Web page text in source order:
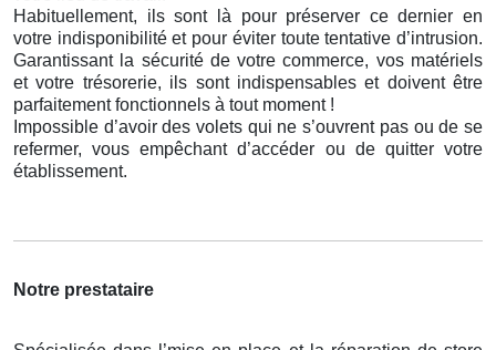
Habituellement, ils sont là pour préserver ce dernier en
votre indisponibilité et pour éviter toute tentative d’intrusion.
Garantissant la sécurité de votre commerce, vos matériels
et votre trésorerie, ils sont indispensables et doivent être
parfaitement fonctionnels à tout moment !
Impossible d’avoir des volets qui ne s’ouvrent pas ou de se
refermer, vous empêchant d’accéder ou de quitter votre
établissement.
Notre prestataire